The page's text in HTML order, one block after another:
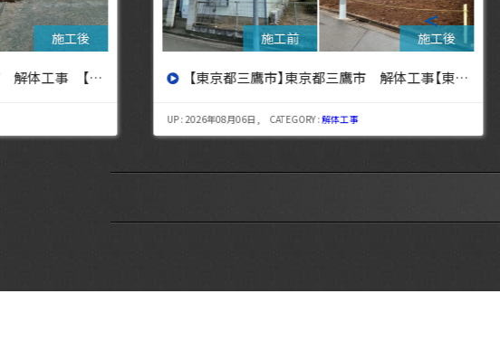
＜
】 【東京都三鷹市】東京都三鷹市 解体工事【東京・埼玉・神奈川の解体工事なら東央建設へ】
UP : 2026年08月06日 , CATEGORY :解体工事
【
UP :